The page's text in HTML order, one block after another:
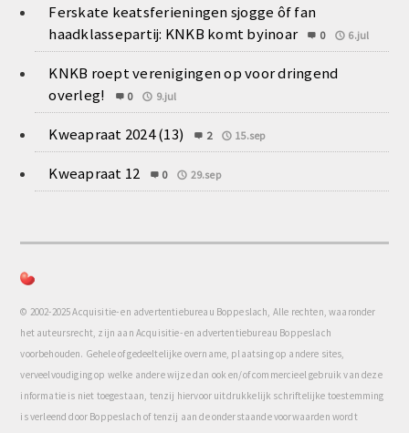
Ferskate keatsferieningen sjogge ôf fan
haadklassepartij: KNKB komt byinoar
0 6.jul
KNKB roept verenigingen op voor dringend
overleg!
0 9.jul
Kweapraat 2024 (13) 2 15.sep
Kweapraat 12 0 29.sep
© 2002-2025 Acquisitie- en advertentiebureau Boppeslach, Alle rechten, waaronder
het auteursrecht, zijn aan Acquisitie- en advertentiebureau Boppeslach
voorbehouden. Gehele of gedeeltelijke overname, plaatsing op andere sites,
verveelvoudiging op welke andere wijze dan ook en/of commercieel gebruik van deze
informatie is niet toegestaan, tenzij hiervoor uitdrukkelijk schriftelijke toestemming
is verleend door Boppeslach of tenzij aan de onderstaande voorwaarden wordt